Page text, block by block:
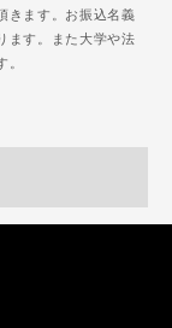
きます。お振込名義
ます。また大学や法
。